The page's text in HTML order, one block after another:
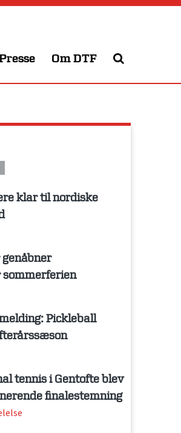
Om DTF
klar til nordiske
Pickleball
tennis i Gentofte blev
finalestemning